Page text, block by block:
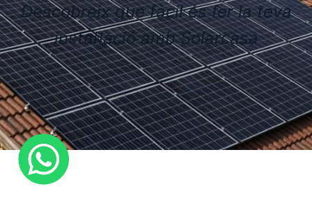
Descobreix que fàcil és fer la teva
instal·lació amb Solarcasa